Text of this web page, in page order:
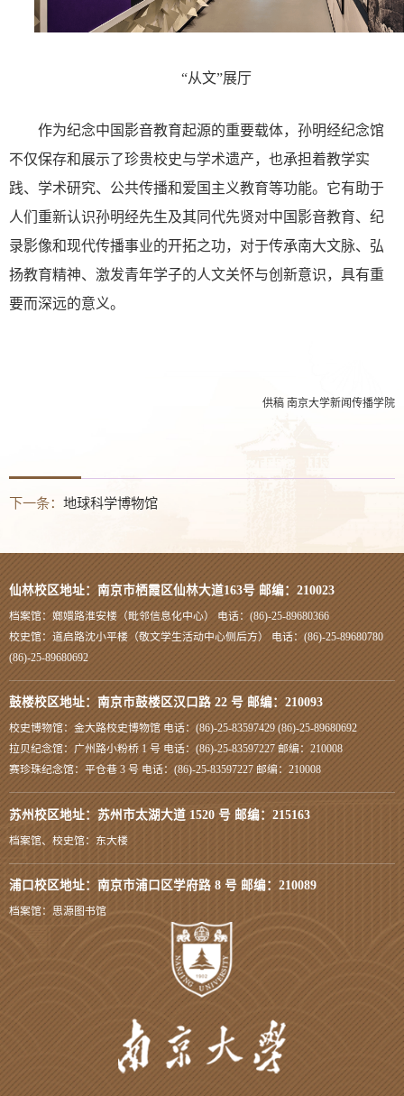
“从文”展厅
作为纪念中国影音教育起源的重要载体，孙明经纪念馆
不仅保存和展示了珍贵校史与学术遗产，也承担着教学实
践、学术研究、公共传播和爱国主义教育等功能。它有助于
人们重新认识孙明经先生及其同代先贤对中国影音教育、纪
录影像和现代传播事业的开拓之功，对于传承南大文脉、弘
扬教育精神、激发青年学子的人文关怀与创新意识，具有重
要而深远的意义。
供稿 南京大学新闻传播学院
下一条： 地球科学博物馆
仙林校区地址：南京市栖霞区仙林大道163号 邮编：210023
档案馆：嫏嬛路淮安楼（毗邻信息化中心） 电话：(86)-25-89680366
校史馆：道启路沈小平楼（敬文学生活动中心侧后方） 电话：(86)-25-89680780
(86)-25-89680692
鼓楼校区地址：南京市鼓楼区汉口路 22 号 邮编：210093
校史博物馆：金大路校史博物馆 电话：(86)-25-83597429 (86)-25-89680692
拉贝纪念馆：广州路小粉桥 1 号 电话：(86)-25-83597227 邮编：210008
赛珍珠纪念馆：平仓巷 3 号 电话：(86)-25-83597227 邮编：210008
苏州校区地址：苏州市太湖大道 1520 号 邮编：215163
档案馆、校史馆：东大楼
浦口校区地址：南京市浦口区学府路 8 号 邮编：210089
档案馆：思源图书馆